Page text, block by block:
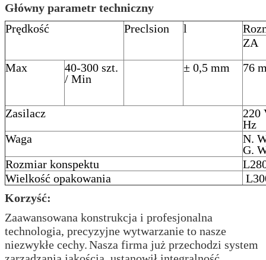
Główny parametr techniczny
Prędkość
Preclsion l
ZA
Max
40-300 szt.
/ Min
± 0,5 mm 76
Zasilacz
220
Hz
Waga
N.
G.
Rozmiar konspektu
Wielkość opakowania
Korzyść:
Zaawansowana konstrukcja i profesjonalna
technologia, precyzyjne wytwarzanie to nasze
niezwykłe cechy.Nasza firma już przechodzi system